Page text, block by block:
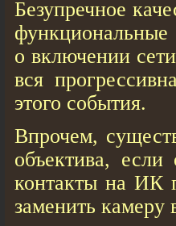
Безупречное
функциональные
о включении
вся
этого события.
Впрочем,
объектива, если
контакты на ИК
заменить камеру